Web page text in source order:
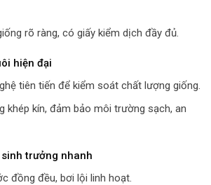
rõ ràng, có giấy kiểm dịch đầy đủ.
hiện đại
tiên tiến để kiểm soát chất lượng giống.
khép kín, đảm bảo môi trường sạch, an
trưởng nhanh
đồng đều, bơi lội linh hoạt.